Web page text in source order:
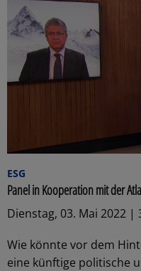
ESG
Panel in Kooperation mit der
Dienstag, 03. Mai 2022 |
Wie könnte vor dem
eine künftige politische